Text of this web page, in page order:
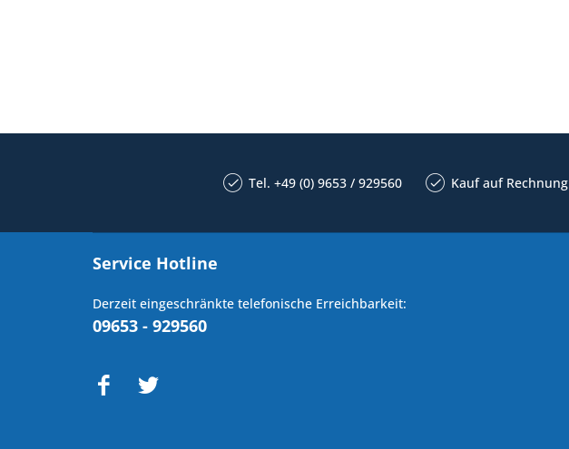
Tel. +49 (0) 9653 / 929560 Kauf auf Rechnung
Service Hotline
Derzeit eingeschränkte telefonische Erreichbarkeit:
09653 - 929560